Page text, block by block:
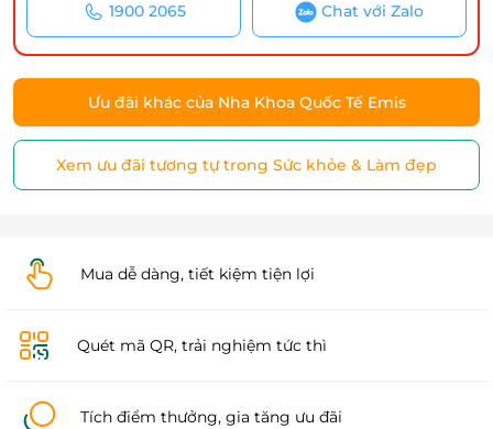
1900 2065 Chat với Zalo
Ưu đãi khác của Nha Khoa Quốc Tế Emis
Xem ưu đãi tương tự trong Sức khỏe & Làm đẹp
Mua dễ dàng, tiết kiệm tiện lợi
Quét mã QR, trải nghiệm tức thì
Tích điểm thưởng, gia tăng ưu đãi